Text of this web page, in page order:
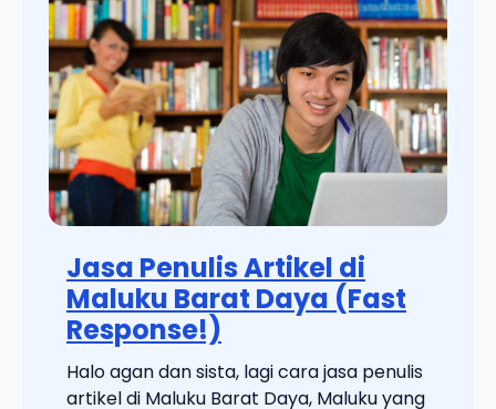
Jasa Penulis Artikel di
Maluku Barat Daya (Fast
Response!)
Halo agan dan sista, lagi cara jasa penulis
artikel di Maluku Barat Daya, Maluku yang